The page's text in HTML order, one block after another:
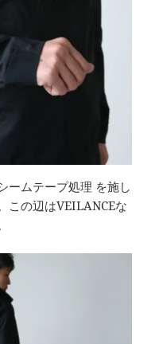
ームテープ処理 を施し
この辺はVEILANCEな